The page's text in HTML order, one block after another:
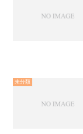
未分類